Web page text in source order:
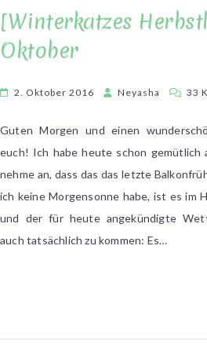
[Winterkatzes
Oktober
2. Oktober 2016 Neyasha 33
Guten Morgen und einen
euch! Ich habe heute schon gemütlich
nehme an, dass das das letzte
ich keine Morgensonne habe, ist es im
und der für heute angekündigte
auch tatsächlich zu kommen: Es…